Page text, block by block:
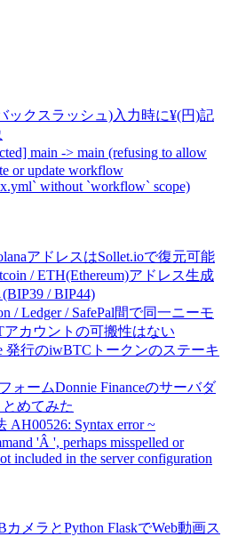
ックスラッシュ)入力時に¥(円)記
main -> main (refusing to allow
or update workflow
without `workflow` scope)
アドレスはSollet.ioで復元可能
/ ETH(Ethereum)アドレス生成
/ BIP44)
/ Ledger / SafePal間で同一ニーモ
カウントの可搬性はない
発行のiwBTCトークンのステーキ
ォームDonnie Financeのサーバダ
めてみた
AH00526: Syntax error ~
'Â ', perhaps misspelled or
included in the server configuration
カメラとPython FlaskでWeb動画ス